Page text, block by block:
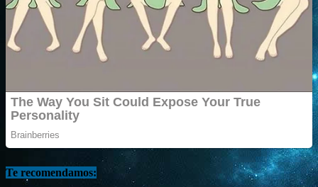
Te recomendamos: